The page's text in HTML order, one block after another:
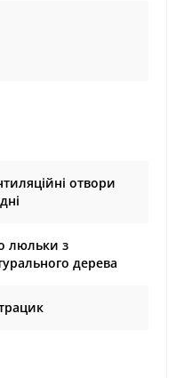
отвори
люльки з
дерева